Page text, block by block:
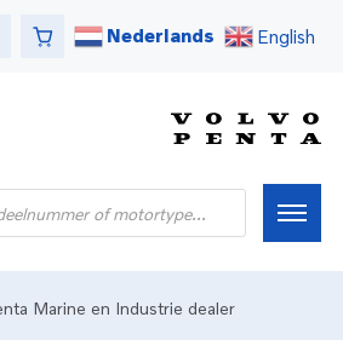
Nederlands English
Marine en Industrie dealer